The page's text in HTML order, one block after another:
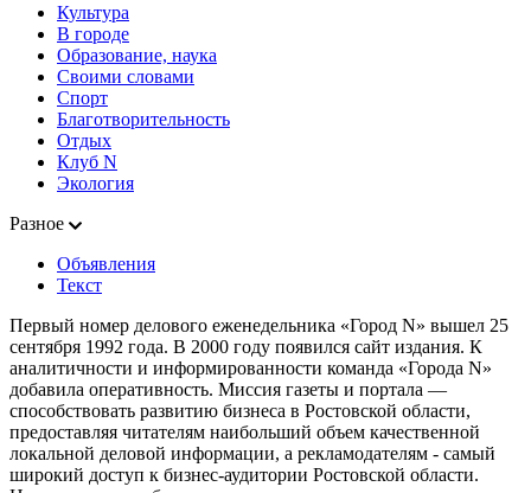
Культура
В городе
Образование, наука
Своими словами
Спорт
Благотворительность
Отдых
Клуб N
Экология
Разное
Объявления
Текст
Первый номер делового еженедельника «Город N» вышел 25
сентября 1992 года. В 2000 году появился сайт издания. К
аналитичности и информированности команда «Города N»
добавила оперативность. Миссия газеты и портала —
способствовать развитию бизнеса в Ростовской области,
предоставляя читателям наибольший объем качественной
локальной деловой информации, а рекламодателям - самый
широкий доступ к бизнес-аудитории Ростовской области.